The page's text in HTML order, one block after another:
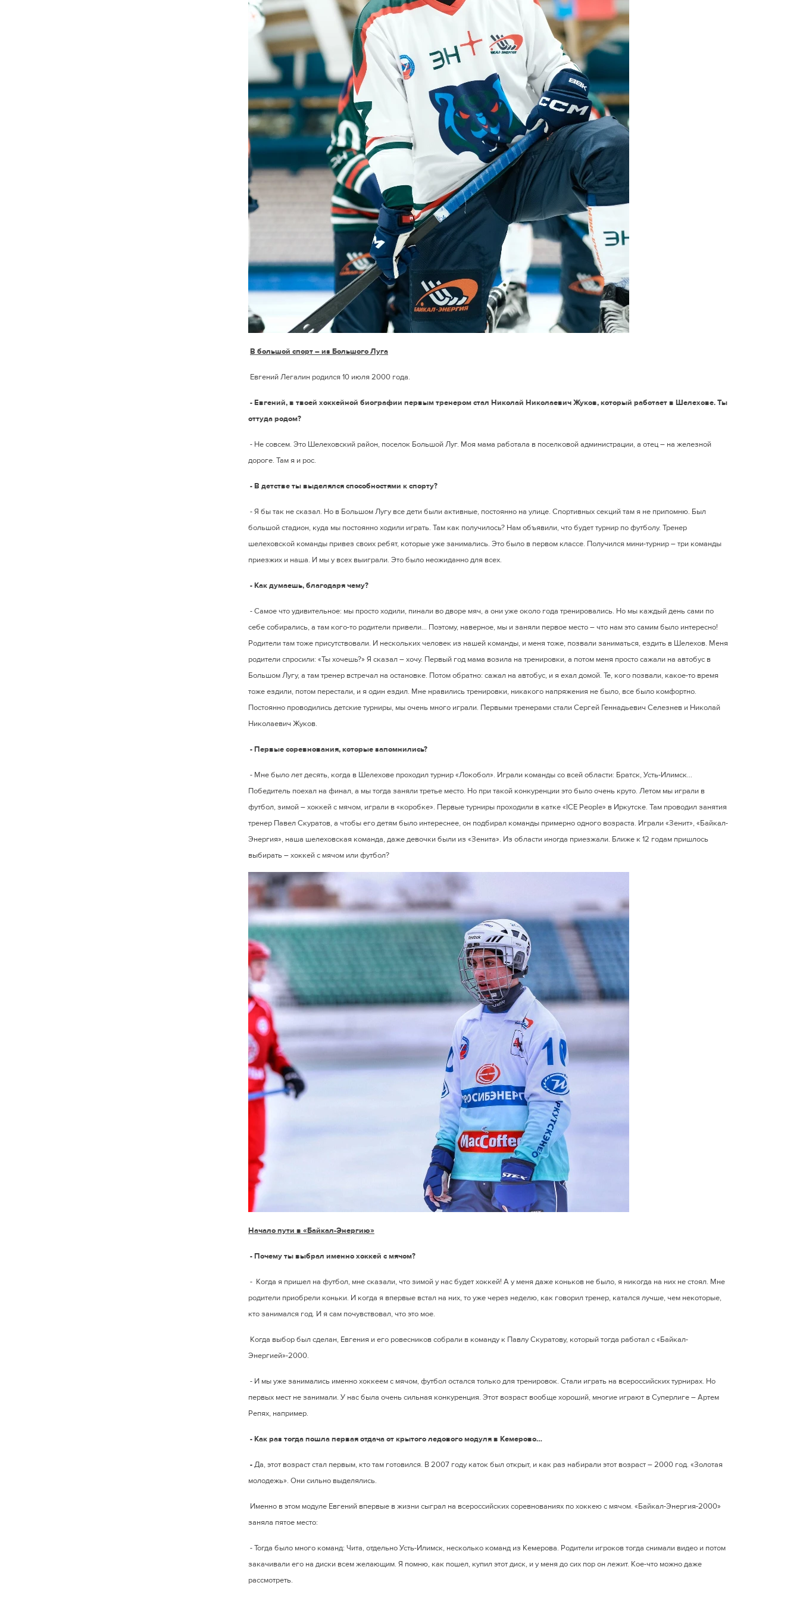
В большой спорт – из Большого Луга
Евгений Легалин родился 10 июля 2000 года.
- Евгений, в твоей хоккейной биографии первым тренером стал Николай Николаевич Жуков, который работает в Шелехове. Ты
оттуда родом?
- Не совсем. Это Шелеховский район, поселок Большой Луг. Моя мама работала в поселковой администрации, а отец – на железной
дороге. Там я и рос.
- В детстве ты выделялся способностями к спорту?
- Я бы так не сказал. Но в Большом Лугу все дети были активные, постоянно на улице. Спортивных секций там я не припомню. Был
большой стадион, куда мы постоянно ходили играть. Там как получилось? Нам объявили, что будет турнир по футболу. Тренер
шелеховской команды привез своих ребят, которые уже занимались. Это было в первом классе. Получился мини-турнир – три команды
приезжих и наша. И мы у всех выиграли. Это было неожиданно для всех.
- Как думаешь, благодаря чему?
- Самое что удивительное: мы просто ходили, пинали во дворе мяч, а они уже около года тренировались. Но мы каждый день сами по
себе собирались, а там кого-то родители привели… Поэтому, наверное, мы и заняли первое место – что нам это самим было интересно!
Родители там тоже присутствовали. И нескольких человек из нашей команды, и меня тоже, позвали заниматься, ездить в Шелехов. Меня
родители спросили: «Ты хочешь?» Я сказал – хочу. Первый год мама возила на тренировки, а потом меня просто сажали на автобус в
Большом Лугу, а там тренер встречал на остановке. Потом обратно: сажал на автобус, и я ехал домой. Те, кого позвали, какое-то время
тоже ездили, потом перестали, и я один ездил. Мне нравились тренировки, никакого напряжения не было, все было комфортно.
Постоянно проводились детские турниры, мы очень много играли. Первыми тренерами стали Сергей Геннадьевич Селезнев и Николай
Николаевич Жуков.
- Первые соревнования, которые запомнились?
- Мне было лет десять, когда в Шелехове проходил турнир «Локобол». Играли команды со всей области: Братск, Усть-Илимск...
Победитель поехал на финал, а мы тогда заняли третье место. Но при такой конкуренции это было очень круто. Летом мы играли в
футбол, зимой – хоккей с мячом, играли в «коробке». Первые турниры проходили в катке «ICE People» в Иркутске. Там проводил занятия
тренер Павел Скуратов, а чтобы его детям было интереснее, он подбирал команды примерно одного возраста. Играли «Зенит», «Байкал-
Энергия», наша шелеховская команда, даже девочки были из «Зенита». Из области иногда приезжали. Ближе к 12 годам пришлось
выбирать – хоккей с мячом или футбол?
Начало пути в «Байкал-Энергию»
- Почему ты выбрал именно хоккей с мячом?
- Когда я пришел на футбол, мне сказали, что зимой у нас будет хоккей! А у меня даже коньков не было, я никогда на них не стоял. Мне
родители приобрели коньки. И когда я впервые встал на них, то уже через неделю, как говорил тренер, катался лучше, чем некоторые,
кто занимался год. И я сам почувствовал, что это мое.
Когда выбор был сделан, Евгения и его ровесников собрали в команду к Павлу Скуратову, который тогда работал с «Байкал-
Энергией»-2000.
- И мы уже занимались именно хоккеем с мячом, футбол остался только для тренировок. Стали играть на всероссийских турнирах. Но
первых мест не занимали. У нас была очень сильная конкуренция. Этот возраст вообще хороший, многие играют в Суперлиге – Артем
Репях, например.
- Как раз тогда пошла первая отдача от крытого ледового модуля в Кемерово…
-Да, этот возраст стал первым, кто там готовился. В 2007 году каток был открыт, и как раз набирали этот возраст – 2000 год. «Золотая
молодежь». Они сильно выделялись.
Именно в этом модуле Евгений впервые в жизни сыграл на всероссийских соревнованиях по хоккею с мячом. «Байкал-Энергия-2000»
заняла пятое место:
- Тогда было много команд: Чита, отдельно Усть-Илимск, несколько команд из Кемерова. Родители игроков тогда снимали видео и потом
закачивали его на диски всем желающим. Я помню, как пошел, купил этот диск, и у меня до сих пор он лежит. Кое-что можно даже
рассмотреть.